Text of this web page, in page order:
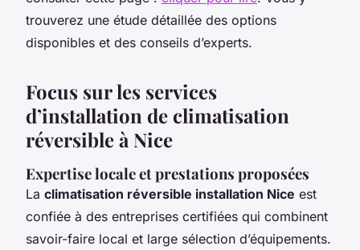
trouverez une étude détaillée des options
disponibles et des conseils d’experts.
Focus sur les services
d’installation de climatisation
réversible à Nice
Expertise locale et prestations proposées
La climatisation réversible installation Nice est
confiée à des entreprises certifiées qui combinent
savoir-faire local et large sélection d’équipements.